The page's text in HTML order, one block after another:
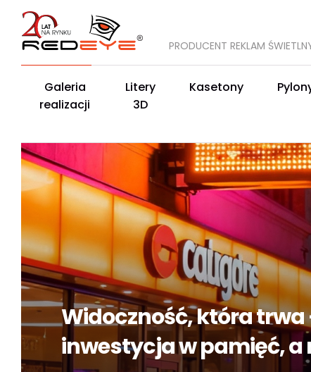
PRODUCENT REKLAM
Galeria
realizacji
Litery
3D
Kasetony
Widoczność, która
inwestycja w pamięć, a